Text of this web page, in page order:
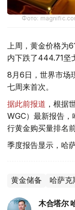
Фото:
上周，黄金价格为
内下跌了444.71坚
8月6日，世界市场
七周来首次。
据此前报道 ，根据
WGC）最新报告
行黄金购买量排名
季度报告显示，哈
黄金储备 哈萨克
木合塔尔